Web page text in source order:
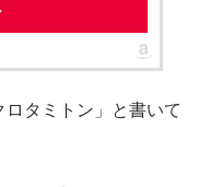
タミトン」と書いて